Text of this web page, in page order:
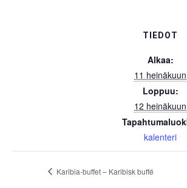
TIEDOT
Alkaa:
11 heinäkuun
Loppuu:
12 heinäkuun
kalenteri
Karibia-buffet – Karibisk buffé